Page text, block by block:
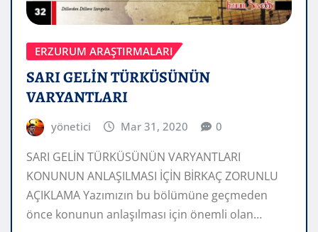
ERZURUM ARAŞTIRMALARI
SARI GELİN TÜRKÜSÜNÜN
VARYANTLARI
yönetici Mar 31, 2020 0
SARI GELİN TÜRKÜSÜNÜN VARYANTLARI
KONUNUN ANLAŞILMASI İÇİN BİRKAÇ ZORUNLU
AÇIKLAMA Yazımızın bu bölümüne geçmeden
önce konunun anlaşılması için önemli olan…